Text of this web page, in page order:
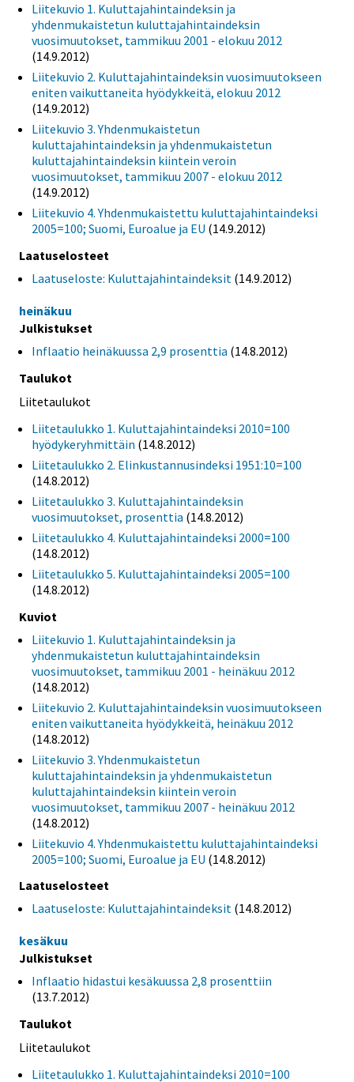
Liitekuvio 1. Kuluttajahintaindeksin ja
yhdenmukaistetun kuluttajahintaindeksin
vuosimuutokset, tammikuu 2001 - elokuu 2012
(14.9.2012)
Liitekuvio 2. Kuluttajahintaindeksin vuosimuutokseen
eniten vaikuttaneita hyödykkeitä, elokuu 2012
(14.9.2012)
Liitekuvio 3. Yhdenmukaistetun
kuluttajahintaindeksin ja yhdenmukaistetun
kuluttajahintaindeksin kiintein veroin
vuosimuutokset, tammikuu 2007 - elokuu 2012
(14.9.2012)
Liitekuvio 4. Yhdenmukaistettu kuluttajahintaindeksi
2005=100; Suomi, Euroalue ja EU (14.9.2012)
Laatuselosteet
Laatuseloste: Kuluttajahintaindeksit (14.9.2012)
heinäkuu
Julkistukset
Inflaatio heinäkuussa 2,9 prosenttia (14.8.2012)
Taulukot
Liitetaulukot
Liitetaulukko 1. Kuluttajahintaindeksi 2010=100
hyödykeryhmittäin (14.8.2012)
Liitetaulukko 2. Elinkustannusindeksi 1951:10=100
(14.8.2012)
Liitetaulukko 3. Kuluttajahintaindeksin
vuosimuutokset, prosenttia (14.8.2012)
Liitetaulukko 4. Kuluttajahintaindeksi 2000=100
(14.8.2012)
Liitetaulukko 5. Kuluttajahintaindeksi 2005=100
(14.8.2012)
Kuviot
Liitekuvio 1. Kuluttajahintaindeksin ja
yhdenmukaistetun kuluttajahintaindeksin
vuosimuutokset, tammikuu 2001 - heinäkuu 2012
(14.8.2012)
Liitekuvio 2. Kuluttajahintaindeksin vuosimuutokseen
eniten vaikuttaneita hyödykkeitä, heinäkuu 2012
(14.8.2012)
Liitekuvio 3. Yhdenmukaistetun
kuluttajahintaindeksin ja yhdenmukaistetun
kuluttajahintaindeksin kiintein veroin
vuosimuutokset, tammikuu 2007 - heinäkuu 2012
(14.8.2012)
Liitekuvio 4. Yhdenmukaistettu kuluttajahintaindeksi
2005=100; Suomi, Euroalue ja EU (14.8.2012)
Laatuselosteet
Laatuseloste: Kuluttajahintaindeksit (14.8.2012)
kesäkuu
Julkistukset
Inflaatio hidastui kesäkuussa 2,8 prosenttiin
(13.7.2012)
Taulukot
Liitetaulukot
Liitetaulukko 1. Kuluttajahintaindeksi 2010=100